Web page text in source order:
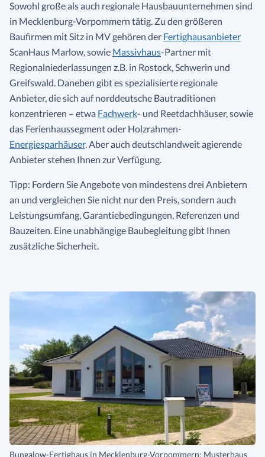
Sowohl große als auch regionale Hausbauunternehmen sind
in Mecklenburg-Vorpommern tätig. Zu den größeren
Baufirmen mit Sitz in MV gehören der Fertighausanbieter
ScanHaus Marlow, sowie Massivhaus-Partner mit
Regionalniederlassungen z.B. in Rostock, Schwerin und
Greifswald. Daneben gibt es spezialisierte regionale
Anbieter, die sich auf norddeutsche Bautraditionen
konzentrieren – etwa Fachwerk- und Reetdachhäuser, sowie
das Ferienhaussegment oder Holzrahmen-
Energiesparhäuser. Aber auch deutschlandweit agierende
Anbieter stehen Ihnen zur Verfügung.
Tipp: Fordern Sie Angebote von mindestens drei Anbietern
an und vergleichen Sie nicht nur den Preis, sondern auch
Leistungsumfang, Garantiebedingungen, Referenzen und
Bauzeiten. Eine unabhängige Baubegleitung gibt Ihnen
zusätzliche Sicherheit.
Bungalow-Fertighaus in Mecklenburg-Vorpommern: Musterhaus